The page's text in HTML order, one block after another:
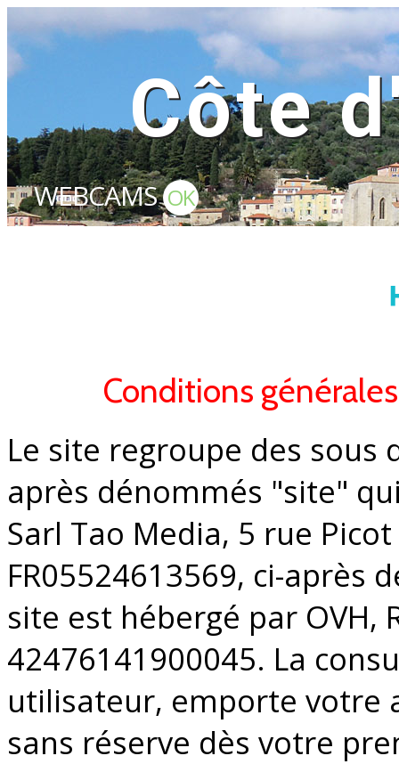
Côte
WEBCAMSOK
Conditions
Le site regroupe des sous
après dénommés "site"
Sarl Tao Media, 5 rue
FR05524613569, ci-après
site est hébergé par OVH,
42476141900045. La
utilisateur, emporte votre
sans réserve dès votre